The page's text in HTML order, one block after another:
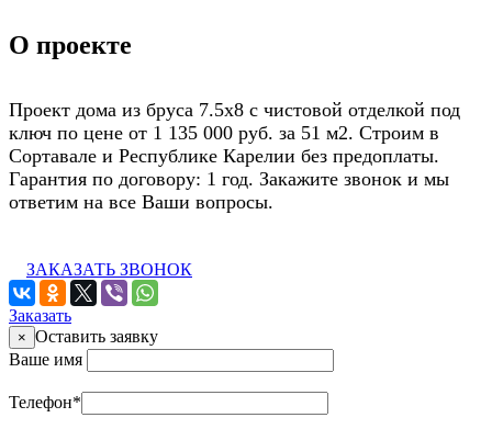
О проекте
Проект дома из бруса 7.5х8 с чистовой отделкой под
ключ по цене от 1 135 000 руб. за 51 м2. Строим в
Сортавале и Республике Карелии без предоплаты.
Гарантия по договору: 1 год. Закажите звонок и мы
ответим на все Ваши вопросы.
ЗАКАЗАТЬ ЗВОНОК
Заказать
× Оставить заявку
Ваше имя
Телефон*